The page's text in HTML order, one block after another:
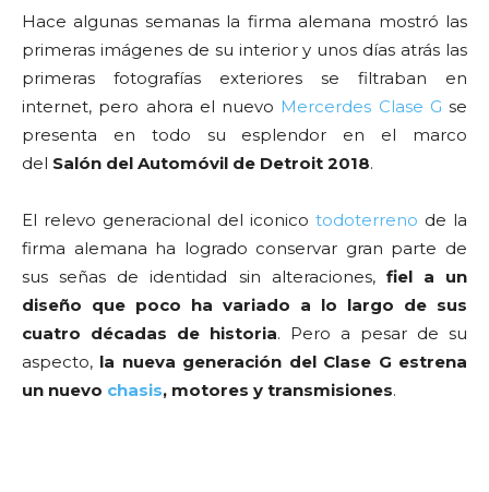
Hace algunas semanas la firma alemana mostró las
primeras imágenes de su interior y unos días atrás las
primeras fotografías exteriores se filtraban en
internet, pero ahora el nuevo Mercerdes Clase G se
presenta en todo su esplendor en el marco
del Salón del Automóvil de Detroit 2018.
El relevo generacional del iconico todoterreno de la
firma alemana ha logrado conservar gran parte de
sus señas de identidad sin alteraciones, fiel a un
diseño que poco ha variado a lo largo de sus
cuatro décadas de historia. Pero a pesar de su
aspecto, la nueva generación del Clase G estrena
un nuevo chasis, motores y transmisiones.